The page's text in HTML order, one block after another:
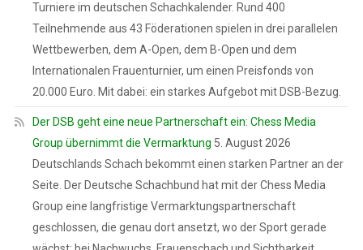
Turniere im deutschen Schachkalender. Rund 400
Teilnehmende aus 43 Föderationen spielen in drei parallelen
Wettbewerben, dem A-Open, dem B-Open und dem
Internationalen Frauenturnier, um einen Preisfonds von
20.000 Euro. Mit dabei: ein starkes Aufgebot mit DSB-Bezug.
Der DSB geht eine neue Partnerschaft ein: Chess Media
Group übernimmt die Vermarktung 5. August 2026
Deutschlands Schach bekommt einen starken Partner an der
Seite. Der Deutsche Schachbund hat mit der Chess Media
Group eine langfristige Vermarktungspartnerschaft
geschlossen, die genau dort ansetzt, wo der Sport gerade